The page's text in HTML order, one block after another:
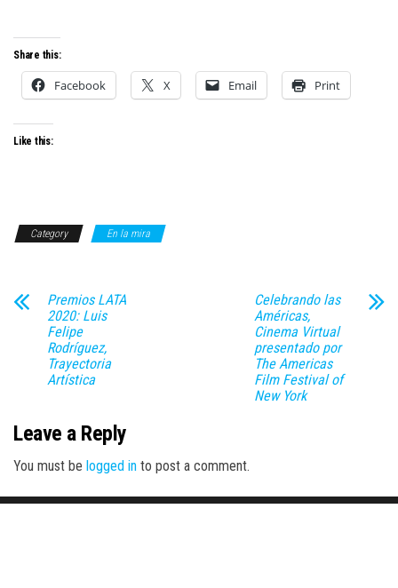
Share this:
Facebook X Email Print
Like this:
Category En la mira
Premios LATA
2020: Luis
Felipe
Rodríguez,
Trayectoria
Artística
Celebrando las
Américas,
Cinema Virtual
presentado por
The Americas
Film Festival of
New York
Leave a Reply
You must be logged in to post a comment.